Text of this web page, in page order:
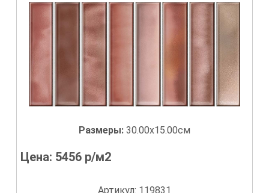
Размеры: 30.00x15.00см
Цена: 5456 р/м2
Артикул: 119831